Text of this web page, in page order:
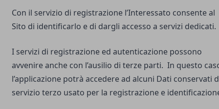
Con il servizio di registrazione l’Interessato consente al
Sito di identificarlo e di dargli accesso a servizi dedicati.
I servizi di registrazione ed autenticazione possono
avvenire anche con l’ausilio di terze parti. In questo
l’applicazione potrà accedere ad alcuni Dati conservati
servizio terzo usato per la registrazione e